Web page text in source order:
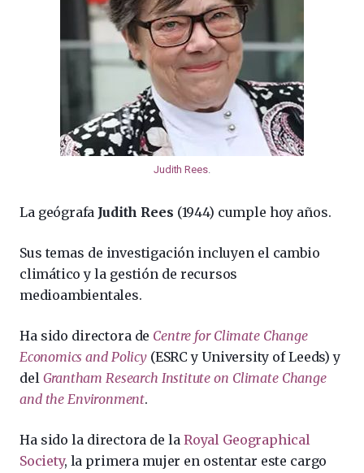
Judith Rees.
La geógrafa Judith Rees (1944) cumple hoy años.
Sus temas de investigación incluyen el cambio
climático y la gestión de recursos
medioambientales.
Ha sido directora de Centre for Climate Change
Economics and Policy(ESRC y University of Leeds) y
del Grantham Research Institute on Climate Change
and the Environment.
Ha sido la directora de laRoyal Geographical
Society, la primera mujer en ostentar este cargo